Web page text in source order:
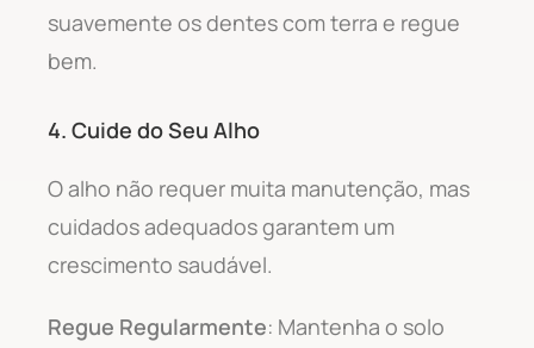
suavemente os dentes com terra e regue
bem.
4. Cuide do Seu Alho
O alho não requer muita manutenção, mas
cuidados adequados garantem um
crescimento saudável.
Regue Regularmente: Mantenha o solo